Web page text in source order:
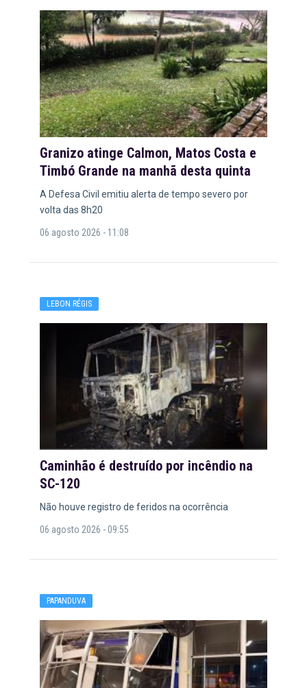
Granizo atinge Calmon, Matos Costa e
Timbó Grande na manhã desta quinta
A Defesa Civil emitiu alerta de tempo severo por
volta das 8h20
06 agosto 2026 - 11:08
LEBON RÉGIS
Caminhão é destruído por incêndio na
SC-120
Não houve registro de feridos na ocorrência
06 agosto 2026 - 09:55
PAPANDUVA